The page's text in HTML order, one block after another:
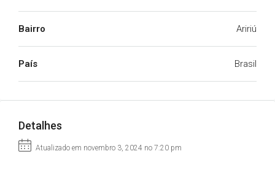
Bairro Aririú
País Brasil
Detalhes
Atualizado em novembro 3, 2024 no 7:20 pm